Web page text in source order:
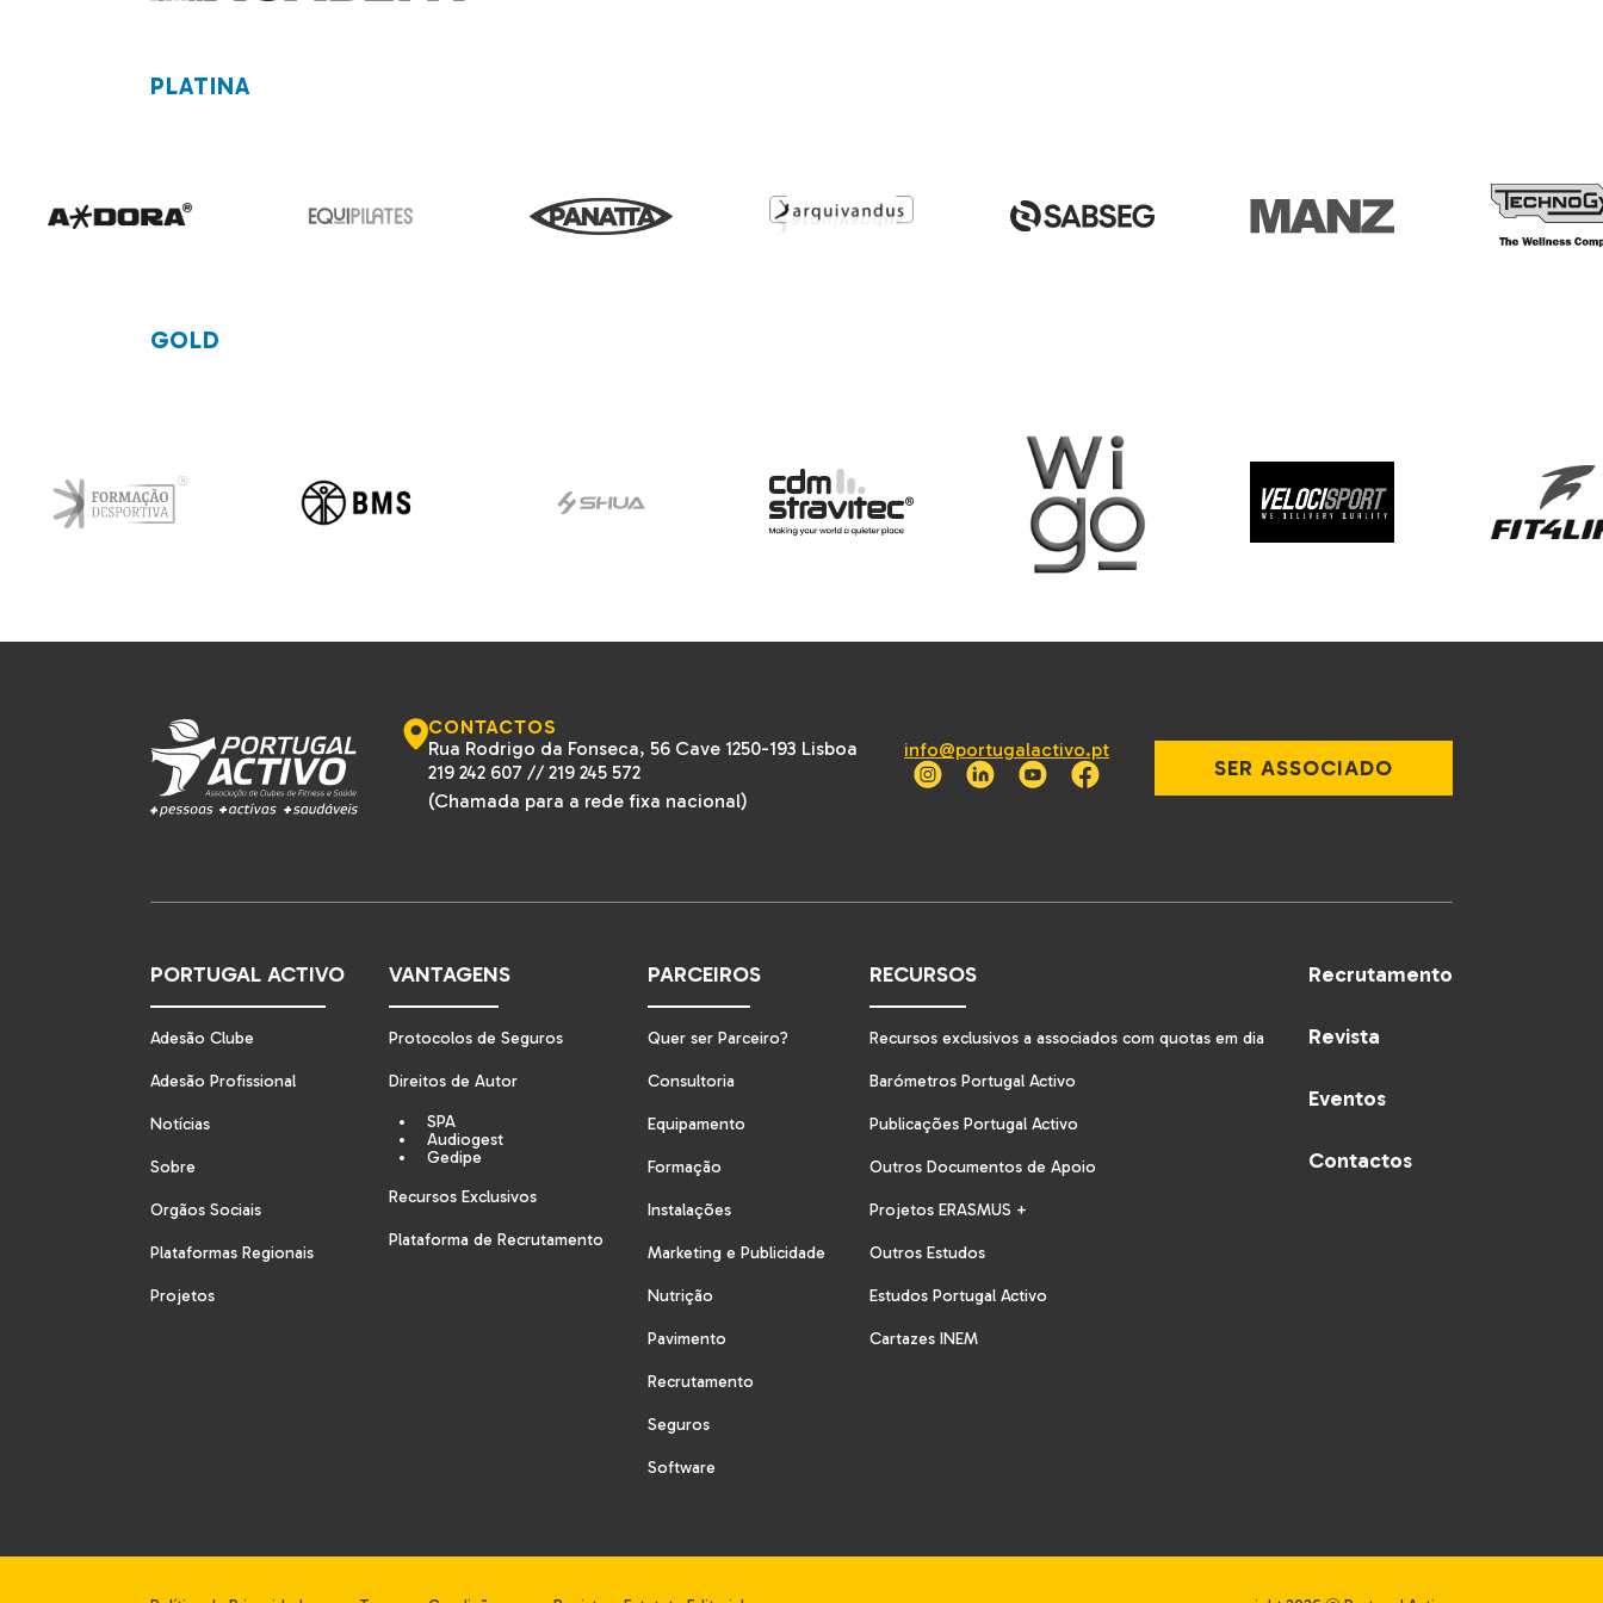
PLATINA
GOLD
CONTACTOS
Rua Rodrigo da Fonseca, 56 Cave 1250-193 Lisboa
219 242 607 // 219 245 572
(Chamada para a rede fixa nacional)
info@portugalactivo.pt
SER ASSOCIADO
PORTUGAL ACTIVO
Adesão Clube
Adesão Profissional
Notícias
Sobre
Orgãos Sociais
Plataformas Regionais
Projetos
VANTAGENS
Protocolos de Seguros
Direitos de Autor
SPA
Audiogest
Gedipe
Recursos Exclusivos
Plataforma de Recrutamento
PARCEIROS
Quer ser Parceiro?
Consultoria
Equipamento
Formação
Instalações
Marketing e Publicidade
Nutrição
Pavimento
Recrutamento
Seguros
Software
RECURSOS
Recursos exclusivos a associados com quotas em dia
Barómetros Portugal Activo
Publicações Portugal Activo
Outros Documentos de Apoio
Projetos ERASMUS +
Outros Estudos
Estudos Portugal Activo
Cartazes INEM
Recrutamento
Revista
Eventos
Contactos